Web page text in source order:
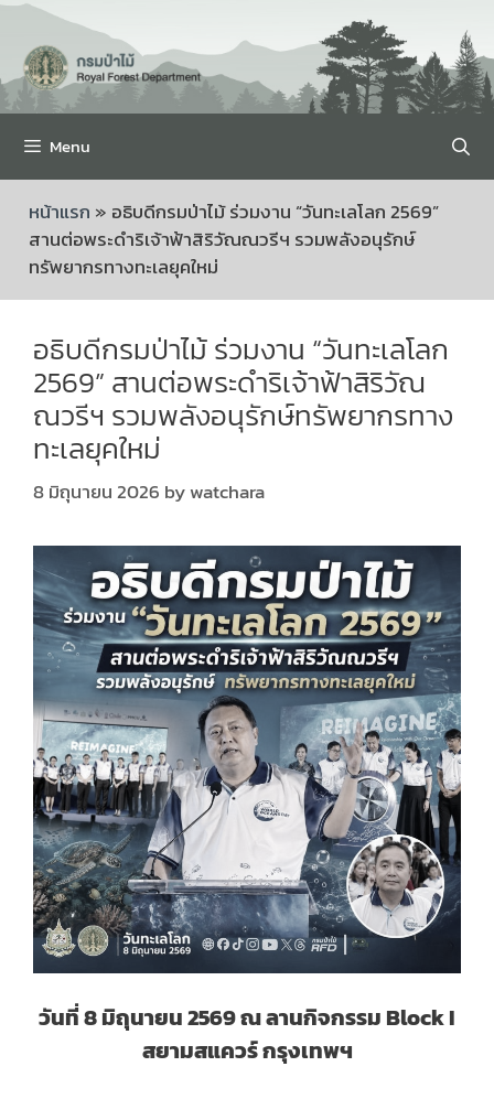
Menu
หน้าแรก » อธิบดีกรมป่าไม้ ร่วมงาน “วันทะเลโลก 2569”
สานต่อพระดำริเจ้าฟ้าสิริวัณณวรีฯ รวมพลังอนุรักษ์
ทรัพยากรทางทะเลยุคใหม่
อธิบดีกรมป่าไม้ ร่วมงาน “วันทะเลโลก
2569” สานต่อพระดำริเจ้าฟ้าสิริวัณ
ณวรีฯ รวมพลังอนุรักษ์ทรัพยากรทาง
ทะเลยุคใหม่
8 มิถุนายน 2026 bywatchara
วันที่ 8 มิถุนายน 2569 ณ ลานกิจกรรม Block I
สยามสแควร์ กรุงเทพฯ